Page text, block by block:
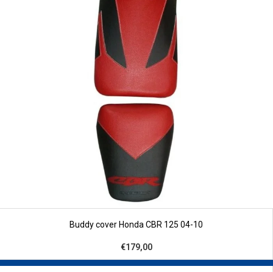
Buddy cover Honda CBR 125 04-10
€179,00